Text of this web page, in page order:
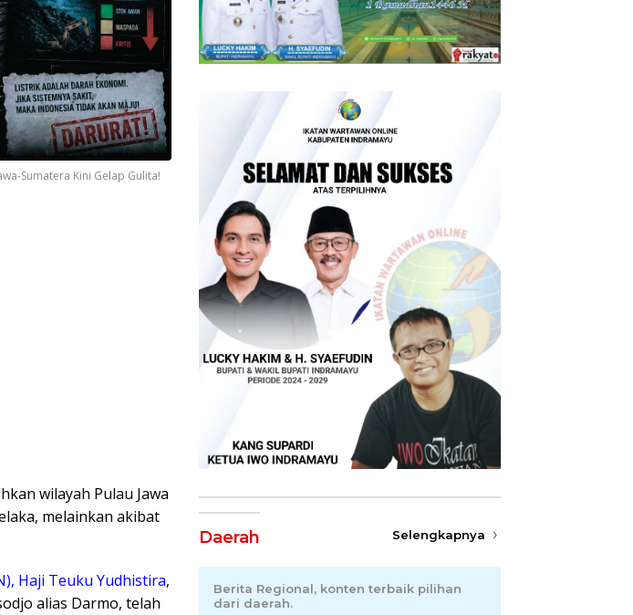
Sumatera Kini Gelap Gulita!
wilayah Pulau Jawa
melainkan akibat
Haji Teuku Yudhistira,
alias Darmo, telah
Daerah Selengkapnya
Berita Regional, konten terbaik pilihan
dari daerah.